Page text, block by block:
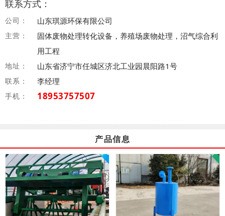
联系方式：
公司： 山东琪源环保有限公司
主营：
固体废物处理转化设备，养殖场废物处理，沼气综合利
用工程
地址： 山东省济宁市任城区济北工业园晨阳路1号
联系： 李经理
手机： 18953757507
产品信息